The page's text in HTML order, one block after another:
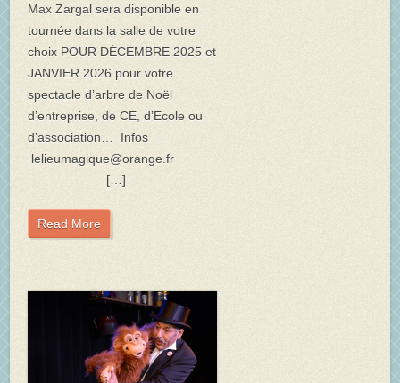
Max Zargal sera disponible en
tournée dans la salle de votre
choix POUR DÉCEMBRE 2025 et
JANVIER 2026 pour votre
spectacle d’arbre de Noël
d’entreprise, de CE, d’Ecole ou
d’association… Infos
lelieumagique@orange.fr
[…]
Read More